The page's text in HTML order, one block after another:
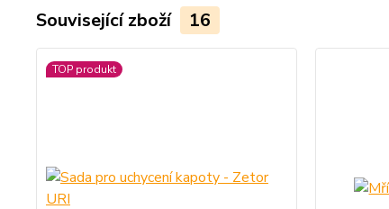
Související zboží 16
TOP produkt